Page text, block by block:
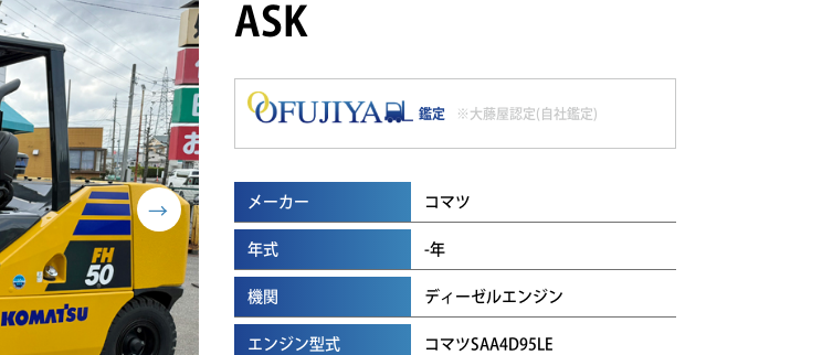
ASK
鑑定 ※大藤屋認定(自社鑑定)
メーカー コマツ
年式 -年
機関 ディーゼルエンジン
エンジン型式 コマツSAA4D95LE